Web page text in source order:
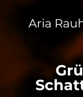
Aria